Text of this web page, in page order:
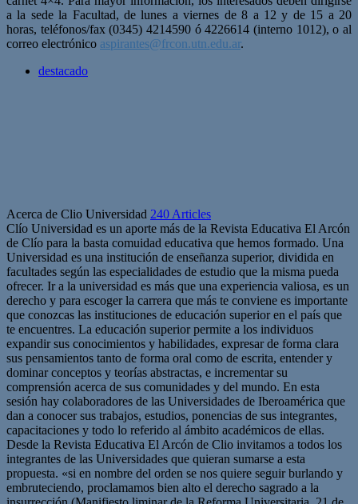
a la sede la Facultad, de lunes a viernes de 8 a 12 y de 15 a 20
horas, teléfonos/fax (0345) 4214590 ó 4226614 (interno 1012), o al
correo electrónico aspirantes@frcon.utn.edu.ar.
destacado
Acerca de Clio Universidad 240 Articles
Clío Universidad es un aporte más de la Revista Educativa El Arcón
de Clío para la basta comuidad educativa que hemos formado. Una
Universidad es una institución de enseñanza superior, dividida en
facultades según las especialidades de estudio que la misma pueda
ofrecer. Ir a la universidad es más que una experiencia valiosa, es un
derecho y para escoger la carrera que más te conviene es importante
que conozcas las instituciones de educación superior en el país que
te encuentres. La educación superior permite a los individuos
expandir sus conocimientos y habilidades, expresar de forma clara
sus pensamientos tanto de forma oral como de escrita, entender y
dominar conceptos y teorías abstractas, e incrementar su
comprensión acerca de sus comunidades y del mundo. En esta
sesión hay colaboradores de las Universidades de Iberoamérica que
dan a conocer sus trabajos, estudios, ponencias de sus integrantes,
capacitaciones y todo lo referido al ámbito académicos de ellas.
Desde la Revista Educativa El Arcón de Clio invitamos a todos los
integrantes de las Universidades que quieran sumarse a esta
propuesta. «si en nombre del orden se nos quiere seguir burlando y
embruteciendo, proclamamos bien alto el derecho sagrado a la